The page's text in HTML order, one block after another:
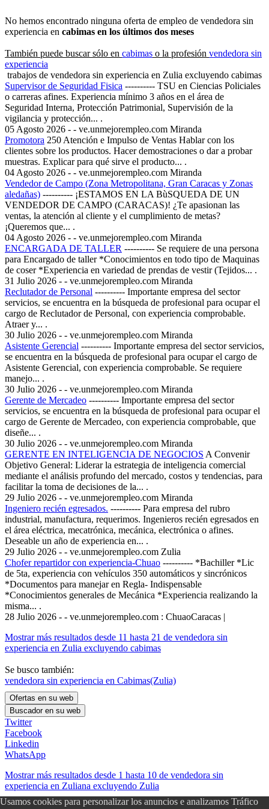
No hemos encontrado ninguna oferta de empleo de vendedora sin
experiencia en cabimas en los últimos dos meses
También puede buscar sólo en cabimas o la profesión vendedora sin
experiencia
trabajos de vendedora sin experiencia en Zulia excluyendo cabimas
Supervisor de Seguridad Fisica ---------- TSU en Ciencias Policiales
o carreras afines. Experiencia mínimo 3 años en el área de
Seguridad Interna, Protección Patrimonial, Supervisión de la
vigilancia y protección... .
05 Agosto 2026 - - ve.unmejorempleo.com Miranda
Promotora 250 Atención e Impulso de Ventas Hablar con los
clientes sobre los productos. Hacer demostraciones o dar a probar
muestras. Explicar para qué sirve el producto... .
04 Agosto 2026 - - ve.unmejorempleo.com Miranda
Vendedor de Campo (Zona Metropolitana, Gran Caracas y Zonas
aledañas) ---------- ¡ESTAMOS EN LA BùSQUEDA DE UN
VENDEDOR DE CAMPO (CARACAS)! ¿Te apasionan las
ventas, la atención al cliente y el cumplimiento de metas?
¡Queremos que... .
04 Agosto 2026 - - ve.unmejorempleo.com Miranda
ENCARGADA DE TALLER ---------- Se requiere de una persona
para Encargado de taller *Conocimientos en todo tipo de Maquinas
de coser *Experiencia en variedad de prendas de vestir (Tejidos... .
31 Julio 2026 - - ve.unmejorempleo.com Miranda
Reclutador de Personal ---------- Importante empresa del sector
servicios, se encuentra en la búsqueda de profesional para ocupar el
cargo de Reclutador de Personal, con experiencia comprobable.
Atraer y... .
30 Julio 2026 - - ve.unmejorempleo.com Miranda
Asistente Gerencial ---------- Importante empresa del sector servicios,
se encuentra en la búsqueda de profesional para ocupar el cargo de
Asistente Gerencial, con experiencia comprobable. Se requiere
manejo... .
30 Julio 2026 - - ve.unmejorempleo.com Miranda
Gerente de Mercadeo ---------- Importante empresa del sector
servicios, se encuentra en la búsqueda de profesional para ocupar el
cargo de Gerente de Mercadeo, con experiencia comprobable, que
diseñe... .
30 Julio 2026 - - ve.unmejorempleo.com Miranda
GERENTE EN INTELIGENCIA DE NEGOCIOS A Convenir
Objetivo General: Liderar la estrategia de inteligencia comercial
mediante el análisis profundo del mercado, costos y tendencias, para
facilitar la toma de decisiones de la... .
29 Julio 2026 - - ve.unmejorempleo.com Miranda
Ingeniero recién egresados. ---------- Para empresa del rubro
industrial, manufactura, requerimos. Ingenieros recién egresados en
el área eléctrica, mecatrónica, mecánica, electrónica o afines.
Deseable un año de experiencia en... .
29 Julio 2026 - - ve.unmejorempleo.com Zulia
Chofer repartidor con experiencia-Chuao ---------- *Bachiller *Lic
de 5ta, experiencia con vehículos 350 automáticos y sincrónicos
*Documentos para manejar en Regla- Indispensable
*Conocimientos generales de Mecánica *Experiencia realizando la
misma... .
28 Julio 2026 - - ve.unmejorempleo.com : ChuaoCaracas |
Mostrar más resultados desde 11 hasta 21 de vendedora sin
experiencia en Zulia excluyendo cabimas
Se busco también:
vendedora sin experiencia en Cabimas(Zulia)
Twitter
Facebook
Linkedin
WhatsApp
Mostrar más resultados desde 1 hasta 10 de vendedora sin
experiencia en Zuliana excluyendo Zulia
Usamos cookies para personalizar los anuncios e analizamos Tráfico